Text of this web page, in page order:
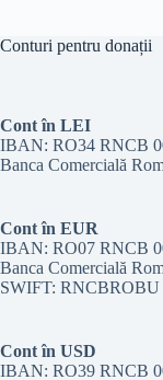
Conturi pentru donații
Cont în LEI
IBAN: RO34 RNCB
Banca Comercială
Cont în EUR
IBAN: RO07 RNCB
Banca Comercială
SWIFT: RNCBROBU
Cont în USD
IBAN: RO39 RNCB